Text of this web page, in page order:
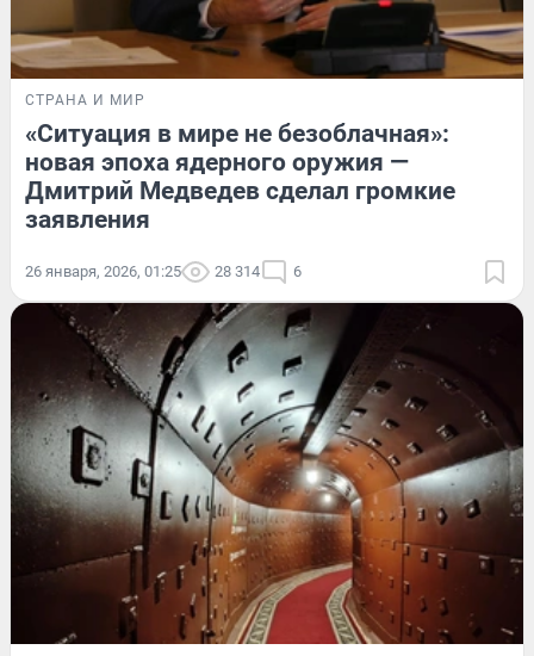
СТРАНА И МИР
«Ситуация в мире не безоблачная»:
новая эпоха ядерного оружия —
Дмитрий Медведев сделал громкие
заявления
26 января, 2026, 01:25 28 314 6